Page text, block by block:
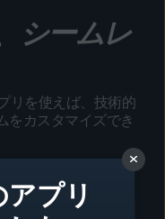
シームレ
リを使えば、技術的
をカスタマイズでき
プリ